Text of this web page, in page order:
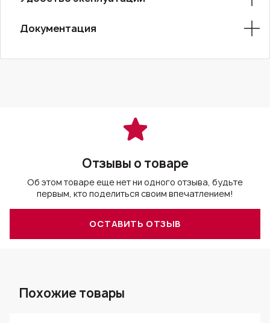
Документация
Отзывы о товаре
Об этом товаре еще нет ни одного отзыва, будьте
первым, кто поделиться своим впечатлением!
ОСТАВИТЬ ОТЗЫВ
Похожие товары